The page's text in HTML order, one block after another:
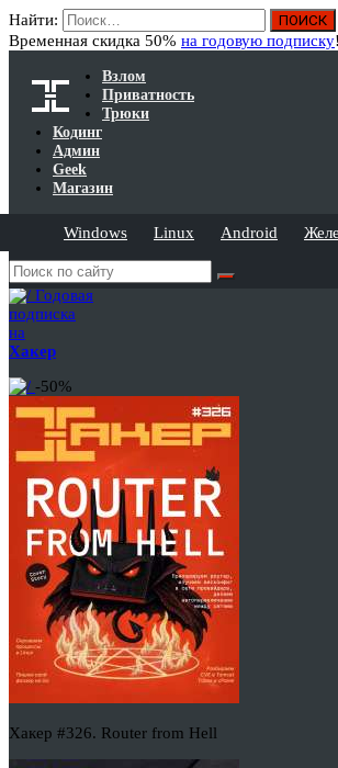
Найти:
Временная скидка 50% на годовую подписку!
Взлом
Приватность
Трюки
Кодинг
Админ
Geek
Магазин
Windows Linux Android
Годовая
подписка
на
Хакер
-50%
Хакер #326. Router from Hell